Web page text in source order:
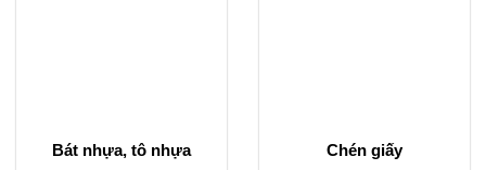
Bát nhựa, tô nhựa Chén giấy